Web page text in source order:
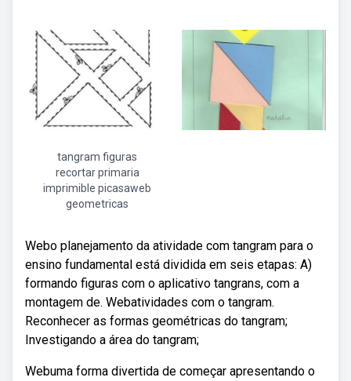
tangram figuras
recortar primaria
imprimible picasaweb
geometricas
Webo planejamento da atividade com tangram para o
ensino fundamental está dividida em seis etapas: A)
formando figuras com o aplicativo tangrans, com a
montagem de. Webatividades com o tangram.
Reconhecer as formas geométricas do tangram;
Investigando a área do tangram;
Webuma forma divertida de começar apresentando o